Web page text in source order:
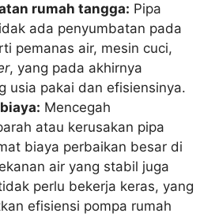
rumah tangga: Pipa
ada penyumbatan pada
pemanas air, mesin cuci,
, yang pada akhirnya
usia pakai dan efisiensinya.
Mencegah
atau kerusakan pipa
biaya perbaikan besar di
air yang stabil juga
perlu bekerja keras, yang
efisiensi pompa rumah